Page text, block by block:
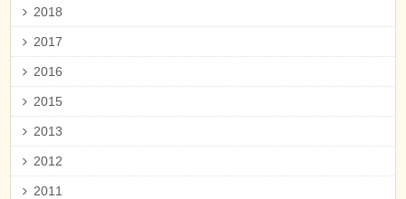
2018
2017
2016
2015
2013
2012
2011